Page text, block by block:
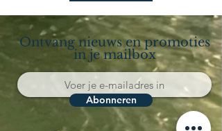
Ontvang nieuws en promoties
in je mailbox
Abonneren